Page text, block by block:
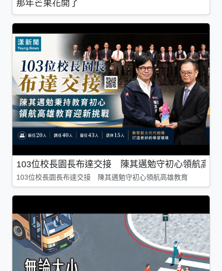
那年芒果花開了
103位校長園長布達交接 陳其邁勉守初心領航高雄
103位校長園長布達交接 陳其邁勉守初心領航高雄教育